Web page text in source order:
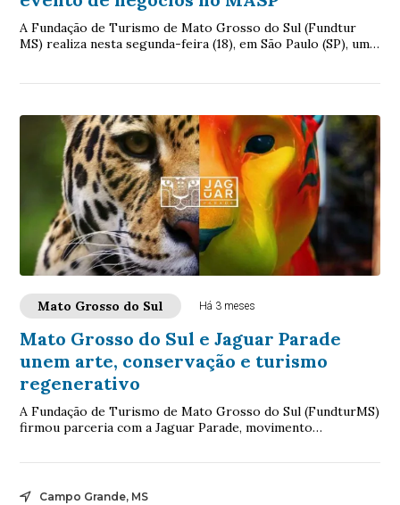
A Fundação de Turismo de Mato Grosso do Sul (Fundtur
MS) realiza nesta segunda-feira (18), em São Paulo (SP), uma
Mato Grosso do Sul Há 3 meses
Mato Grosso do Sul e Jaguar Parade
unem arte, conservação e turismo
regenerativo
A Fundação de Turismo de Mato Grosso do Sul (FundturMS)
firmou parceria com a Jaguar Parade, movimento
Campo Grande, MS